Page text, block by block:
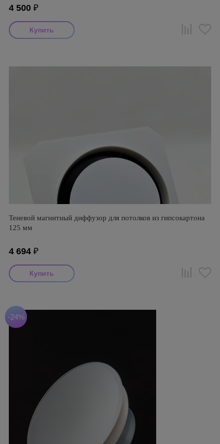
4 500 ₽
Теневой магнитный диффузор для потолков из гипсокартона
125 мм
4 694 ₽
-24%